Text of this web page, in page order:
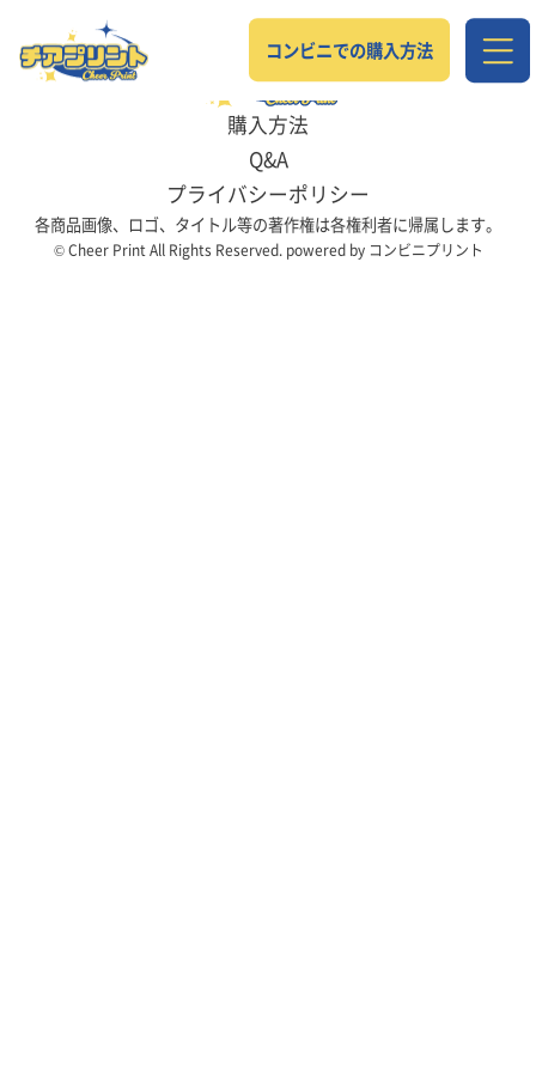
コンビニでの購入方法
購入方法
Q&A
プライバシーポリシー
各商品画像、ロゴ、タイトル等の著作権は各権利者に帰属します。
© Cheer Print All Rights Reserved. powered by コンビニプリント